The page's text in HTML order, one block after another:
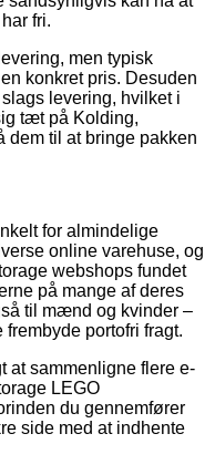
fri.
men typisk
konkret pris. Desuden
levering, hvilket i
tæt på Kolding,
dem til at bringe pakken
for almindelige
online varehuse, og
webshops fundet
på mange af deres
til mænd og kvinder –
portofri fragt.
at sammenligne flere e-
LEGO
du gennemfører
side med at indhente